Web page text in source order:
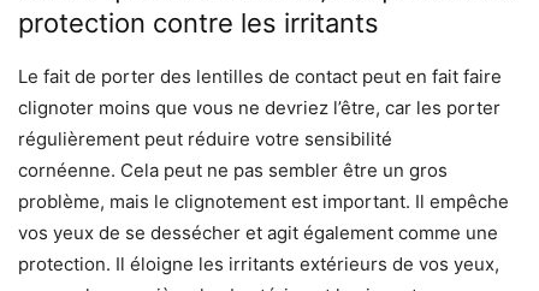
protection contre les irritants
Le fait de porter des lentilles de contact peut en fait faire
clignoter moins que vous ne devriez l’être, car les porter
régulièrement peut réduire votre sensibilité
cornéenne. Cela peut ne pas sembler être un gros
problème, mais le clignotement est important. Il empêche
vos yeux de se dessécher et agit également comme une
protection. Il éloigne les irritants extérieurs de vos yeux,